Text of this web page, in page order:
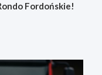
Fordońskie!